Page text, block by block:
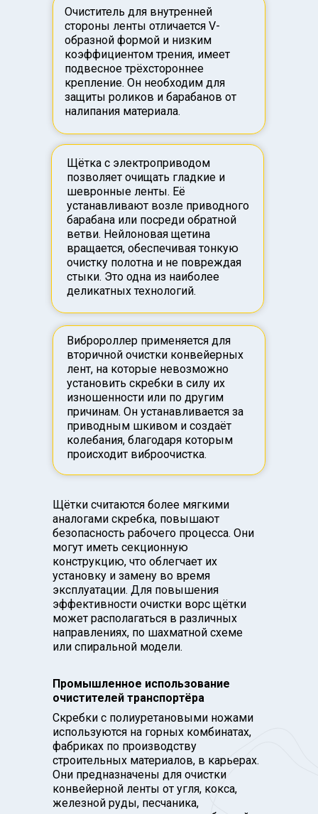
Очиститель для внутренней
стороны ленты отличается V-
образной формой и низким
коэффициентом трения, имеет
подвесное трёхстороннее
крепление. Он необходим для
защиты роликов и барабанов от
налипания материала.
Вибророллер применяется для
вторичной очистки конвейерных
лент, на которые невозможно
установить скребки в силу их
изношенности или по другим
причинам. Он устанавливается за
приводным шкивом и создаёт
колебания, благодаря которым
происходит виброочистка.
Щётка с электроприводом
позволяет очищать гладкие и
шевронные ленты. Её
устанавливают возле приводного
барабана или посреди обратной
ветви. Нейлоновая щетина
вращается, обеспечивая тонкую
очистку полотна и не повреждая
стыки. Это одна из наиболее
деликатных технологий.
Щётки считаются более мягкими
аналогами скребка, повышают
безопасность рабочего процесса. Они
могут иметь секционную
конструкцию, что облегчает их
установку и замену во время
эксплуатации. Для повышения
эффективности очистки ворс щётки
может располагаться в различных
направлениях, по шахматной схеме
или спиральной модели.
Промышленное использование
очистителей транспортёра
Скребки с полиуретановыми ножами
используются на горных комбинатах,
фабриках по производству
строительных материалов, в карьерах.
Они предназначены для очистки
конвейерной ленты от угля, кокса,
железной руды, песчаника,